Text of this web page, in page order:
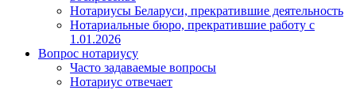
Нотариусы Беларуси, прекратившие деятельность
Нотариальные бюро, прекратившие работу с
1.01.2026
Вопрос нотариусу
Часто задаваемые вопросы
Нотариус отвечает